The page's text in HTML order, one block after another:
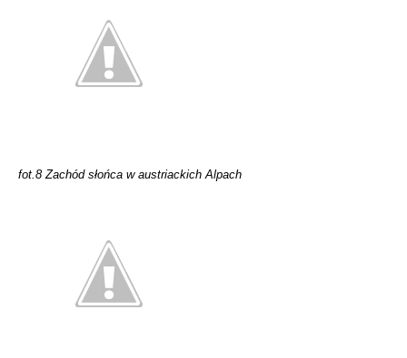
fot.8 Zachód słońca w austriackich Alpach